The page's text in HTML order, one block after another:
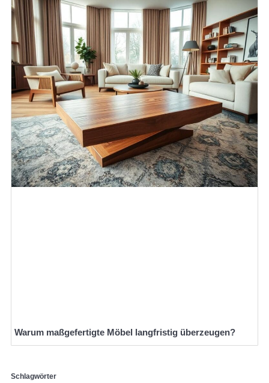
Warum maßgefertigte Möbel langfristig überzeugen?
Schlagwörter